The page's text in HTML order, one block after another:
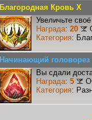
Благородная Кровь X
Увеличьте
Награда: 20
Категория:
Начинающий головорез
Вы сдали
Награда: 5
Категория: